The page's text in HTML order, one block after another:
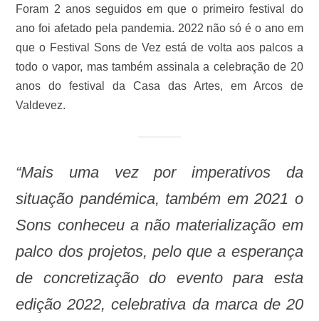
Foram 2 anos seguidos em que o primeiro festival do
ano foi afetado pela pandemia. 2022 não só é o ano em
que o Festival Sons de Vez está de volta aos palcos a
todo o vapor, mas também assinala a celebração de 20
anos do festival da Casa das Artes, em Arcos de
Valdevez.
“Mais uma vez por imperativos da
situação pandémica, também em 2021 o
Sons conheceu a não materialização em
palco dos projetos, pelo que a esperança
de concretização do evento para esta
edição 2022, celebrativa da marca de 20